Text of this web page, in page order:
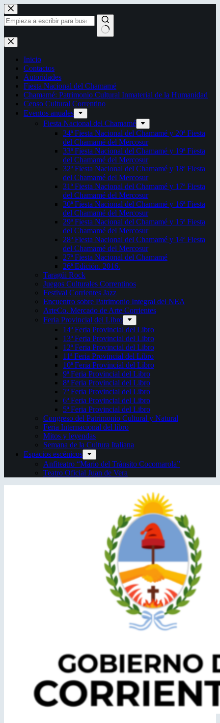
Saltar
al
contenido
Sin
resultados
Inicio
Contactos
Autoridades
Fiesta Nacional del Chamamé
Chamamé: Patrimonio Cultural Inmaterial de la Humanidad
Censo Cultural Correntino
Eventos anuales
Fiesta Nacional del Chamamé
34ª Fiesta Nacional del Chamamé y 20ª Fiesta
del Chamamé del Mercosur
33ª Fiesta Nacional del Chamamé y 19ª Fiesta
del Chamamé del Mercosur
32ª Fiesta Nacional del Chamamé y 18ª Fiesta
del Chamamé del Mercosur
31ª Fiesta Nacional del Chamamé y 17ª Fiesta
del Chamamé del Mercosur
30ª Fiesta Nacional del Chamamé y 16ª Fiesta
del Chamamé del Mercosur
29ª Fiesta Nacional del Chamamé y 15ª Fiesta
del Chamamé del Mercosur
28ª Fiesta Nacional del Chamamé y 14ª Fiesta
del Chamamé del Mercosur
27ª Fiesta Nacional del Chamamé
26ª Edición. 2016.
Taragüi Rock
Juegos Culturales Correntinos
Festival Corrientes Jazz
Encuentro sobre Patrimonio Integral del NEA
ArteCo. Mercado de Arte Corrientes
Feria Provincial del Libro
14ª Feria Provincial del Libro
13ª Feria Provincial del Libro
12ª Feria Provincial del Libro
11ª Feria Provincial del Libro
10ª Feria Provincial del Libro
9ª Feria Provincial del Libro
8ª Feria Provincial del Libro
7ª Feria Provincial del Libro
6ª Feria Provincial del Libro
5ª Feria Provincial del Libro
Congreso del Patrimonio Cultural y Natural
Feria Internacional del libro
Mitos y leyendas
Semana de la Cultura Italiana
Espacios escénicos
Anfiteatro “Mario del Tránsito Cocomarola”
Teatro Oficial Juan de Vera